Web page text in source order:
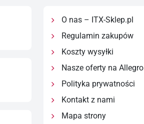
O nas – ITX-Sklep.pl
Regulamin zakupów
Koszty wysyłki
Nasze oferty na Allegro
Polityka prywatności
Kontakt z nami
Mapa strony